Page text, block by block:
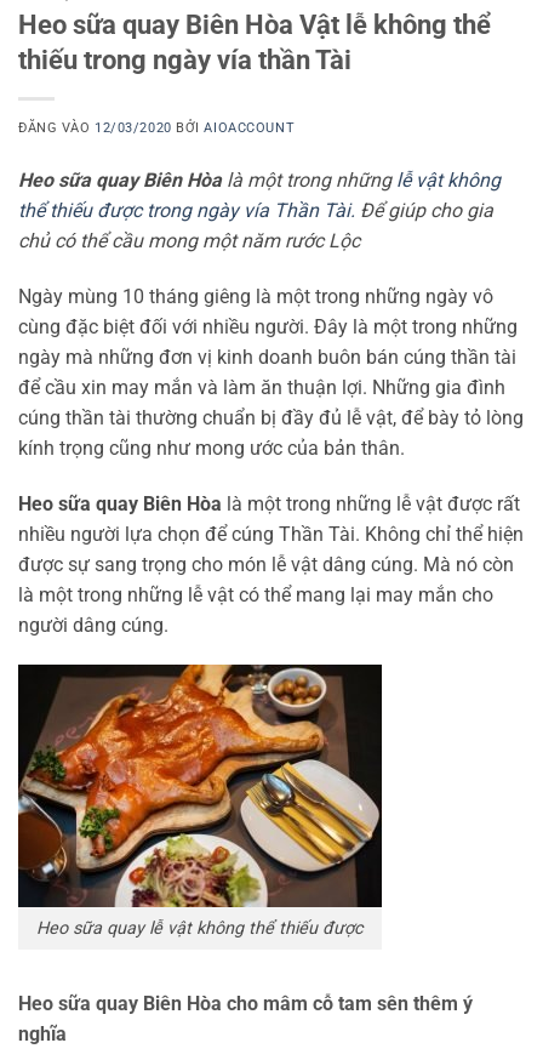
Heo sữa quay Biên Hòa Vật lễ không thể
thiếu trong ngày vía thần Tài
ĐĂNG VÀO 12/03/2020 BỞIAIOACCOUNT
Heo sữa quay Biên Hòalà một trong những lễ vật không
thể thiếu được trong ngày vía Thần Tài. Để giúp cho gia
chủ có thể cầu mong một năm rước Lộc
Ngày mùng 10 tháng giêng là một trong những ngày vô
cùng đặc biệt đối với nhiều người. Đây là một trong những
ngày mà những đơn vị kinh doanh buôn bán cúng thần tài
để cầu xin may mắn và làm ăn thuận lợi. Những gia đình
cúng thần tài thường chuẩn bị đầy đủ lễ vật, để bày tỏ lòng
kính trọng cũng như mong ước của bản thân.
Heo sữa quay Biên Hòa là một trong những lễ vật được rất
nhiều người lựa chọn để cúng Thần Tài. Không chỉ thể hiện
được sự sang trọng cho món lễ vật dâng cúng. Mà nó còn
là một trong những lễ vật có thể mang lại may mắn cho
người dâng cúng.
Heo sữa quay lễ vật không thể thiếu được
Heo sữa quay Biên Hòa cho mâm cỗ tam sên thêm ý
nghĩa